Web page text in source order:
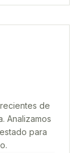
de
Analizamos
para